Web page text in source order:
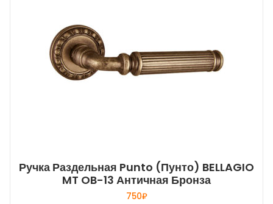
Ручка Раздельная Punto (Пунто) BELLAGIO
MT OB-13 Античная Бронза
750₽